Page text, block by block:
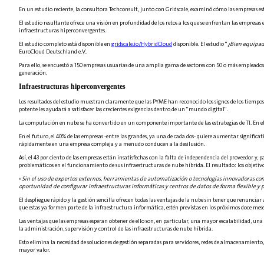
En un estudio reciente, la consultora Techconsult, junto con Gridscale, examinó cómo las
El estudio resultante ofrece una visión en profundidad de los retos a los que se enfrentan las
infraestructuras hiperconvergentes.
El estudio completo está disponible en gridscale.io/HybridCloud disponible. El estudio "¿Bien
EuroCloud Deutschland e.V..
Para ello, se encuestó a 150 empresas usuarias de una amplia gama de sectores con 50 o más
generación.
Infraestructuras hiperconvergentes
Los resultados del estudio muestran claramente que las PYME han reconocido los signos de los
potente les ayudará a satisfacer las crecientes exigencias dentro de un "mundo digital".
La computación en nube se ha convertido en un componente importante de las estrategias de TI.
En el futuro, el 40% de las empresas -entre las grandes, ya una de cada dos- quiere aumentar
rápidamente en una empresa compleja y a menudo conducen a la desilusión.
Así, el 43 por ciento de las empresas están insatisfechas con la falta de independencia del
problemáticos en el funcionamiento de sus infraestructuras de nube híbrida. El resultado: los
«Sin el uso de expertos externos, herramientas de automatización o tecnologías innovadoras
oportunidad de configurar infraestructuras informáticas y centros de datos de forma flexible
El despliegue rápido y la gestión sencilla ofrecen todas las ventajas de la nube sin tener que
que estas ya formen parte de la infraestructura informática, estén previstas en los próximos doce
Las ventajas que las empresas esperan obtener de ello son, en particular, una mayor
la administración, supervisión y control de las infraestructuras de nube híbrida.
Esto elimina la necesidad de soluciones de gestión separadas para servidores, redes de
mayor valor.